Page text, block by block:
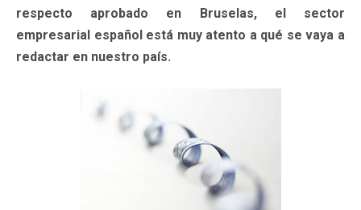
respecto aprobado en Bruselas, el sector
empresarial español está muy atento a qué se vaya a
redactar en nuestro país.